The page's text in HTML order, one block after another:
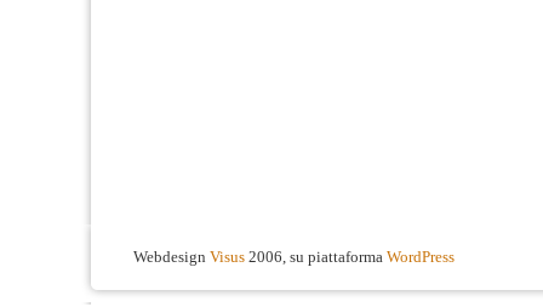
Webdesign Visus 2006, su piattaforma WordPress